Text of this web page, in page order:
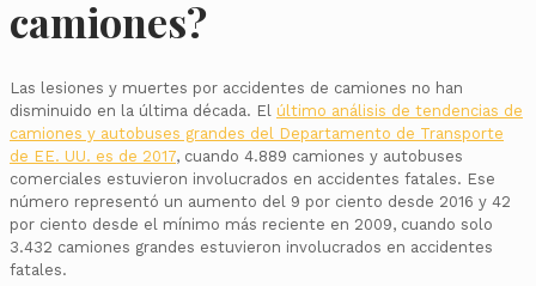
camiones?
Las lesiones y muertes por accidentes de camiones no han
disminuido en la última década. El último análisis de tendencias de
camiones y autobuses grandes del Departamento de Transporte
de EE. UU. es de 2017, cuando 4.889 camiones y autobuses
comerciales estuvieron involucrados en accidentes fatales. Ese
número representó un aumento del 9 por ciento desde 2016 y 42
por ciento desde el mínimo más reciente en 2009, cuando solo
3.432 camiones grandes estuvieron involucrados en accidentes
fatales.